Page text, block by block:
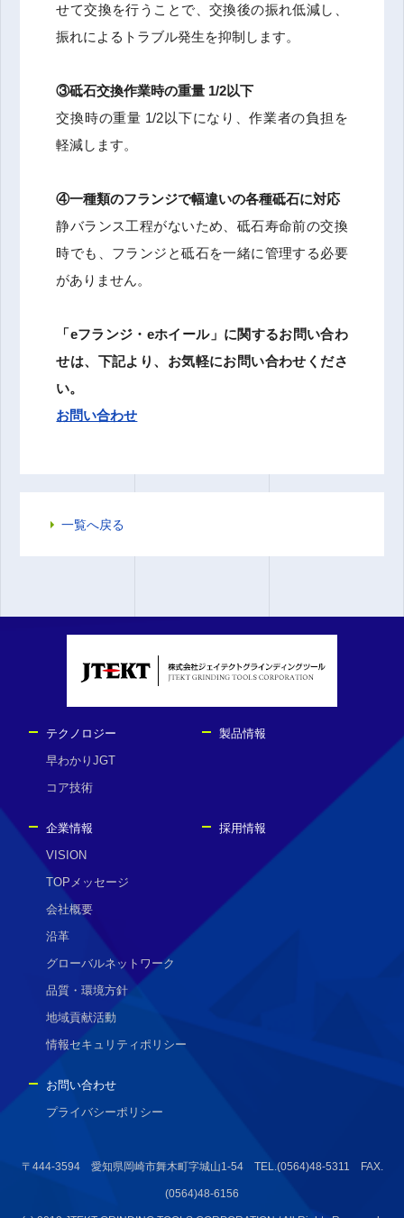
せて交換を行うことで、交換後の振れ低減し、
振れによるトラブル発生を抑制します。
③砥石交換作業時の重量 1/2以下
交換時の重量 1/2以下になり、作業者の負担を
軽減します。
④一種類のフランジで幅違いの各種砥石に対応
静バランス工程がないため、砥石寿命前の交換
時でも、フランジと砥石を一緒に管理する必要
がありません。
「eフランジ・eホイール」に関するお問い合わ
せは、 下記より、お気軽にお問い合わせくださ
い。
お問い合わせ
一覧へ戻る
テクノロジー
早わかりJGT
コア技術
製品情報
企業情報
VISION
TOPメッセージ
会社概要
沿革
グローバルネットワーク
品質・環境方針
地域貢献活動
情報セキュリティポリシー
採用情報
お問い合わせ
プライバシーポリシー
〒444-3594 愛知県岡崎市舞木町字城山1-54 TEL.(0564)48-5311 FAX.
(0564)48-6156